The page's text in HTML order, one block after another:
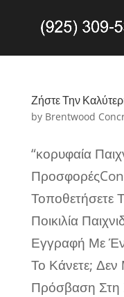
Ζήστε Την
by Brentwood
“κορυφαία
Τοποθετήσετε
Ποικιλία
Εγγραφή Με
Το Κάνετε;
Πρόσβαση Στη